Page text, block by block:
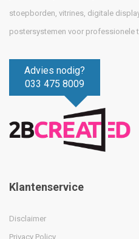
stoepborden, vitrines, digitale
postersystemen voor professionele
Advies nodig?
033 475 8009
Klantenservice
Disclaimer
Privacy Policy